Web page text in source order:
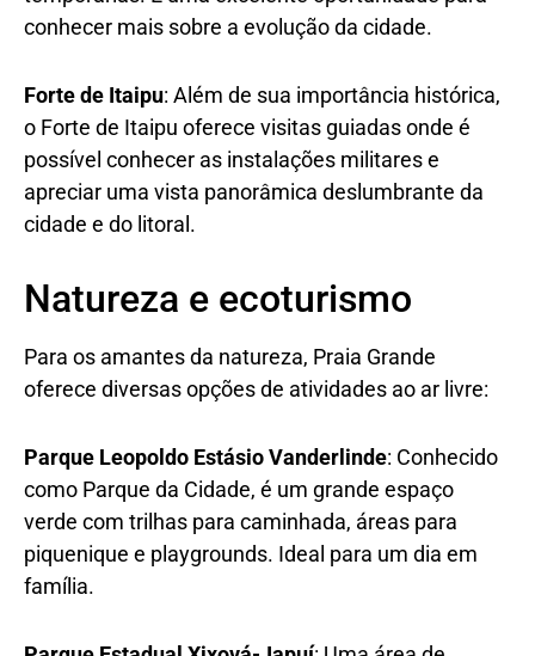
conhecer mais sobre a evolução da cidade.
Forte de Itaipu: Além de sua importância histórica,
o Forte de Itaipu oferece visitas guiadas onde é
possível conhecer as instalações militares e
apreciar uma vista panorâmica deslumbrante da
cidade e do litoral.
Natureza e ecoturismo
Para os amantes da natureza, Praia Grande
oferece diversas opções de atividades ao ar livre:
Parque Leopoldo Estásio Vanderlinde: Conhecido
como Parque da Cidade, é um grande espaço
verde com trilhas para caminhada, áreas para
piquenique e playgrounds. Ideal para um dia em
família.